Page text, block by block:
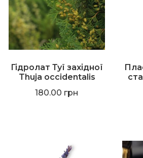
Гідролат Туї західної
Thuja occidentalis
180.00 грн